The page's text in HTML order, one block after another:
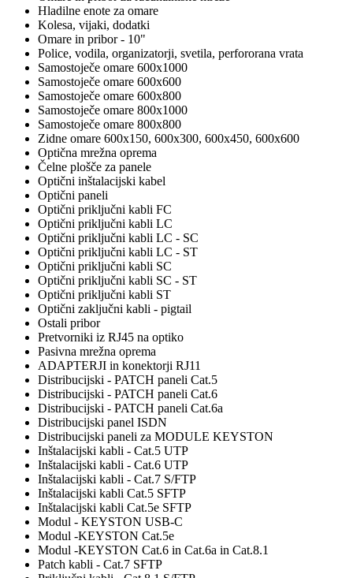
Hladilne enote za omare
Kolesa, vijaki, dodatki
Omare in pribor - 10"
Police, vodila, organizatorji, svetila, perfororana vrata
Samostoječe omare 600x1000
Samostoječe omare 600x600
Samostoječe omare 600x800
Samostoječe omare 800x1000
Samostoječe omare 800x800
Zidne omare 600x150, 600x300, 600x450, 600x600
Optična mrežna oprema
Čelne plošče za panele
Optični inštalacijski kabel
Optični paneli
Optični priključni kabli FC
Optični priključni kabli LC
Optični priključni kabli LC - SC
Optični priključni kabli LC - ST
Optični priključni kabli SC
Optični priključni kabli SC - ST
Optični priključni kabli ST
Optični zaključni kabli - pigtail
Ostali pribor
Pretvorniki iz RJ45 na optiko
Pasivna mrežna oprema
ADAPTERJI in konektorji RJ11
Distribucijski - PATCH paneli Cat.5
Distribucijski - PATCH paneli Cat.6
Distribucijski - PATCH paneli Cat.6a
Distribucijski panel ISDN
Distribucijski paneli za MODULE KEYSTON
Inštalacijski kabli - Cat.5 UTP
Inštalacijski kabli - Cat.6 UTP
Inštalacijski kabli - Cat.7 S/FTP
Inštalacijski kabli Cat.5 SFTP
Inštalacijski kabli Cat.5e SFTP
Modul - KEYSTON USB-C
Modul -KEYSTON Cat.5e
Modul -KEYSTON Cat.6 in Cat.6a in Cat.8.1
Patch kabli - Cat.7 SFTP